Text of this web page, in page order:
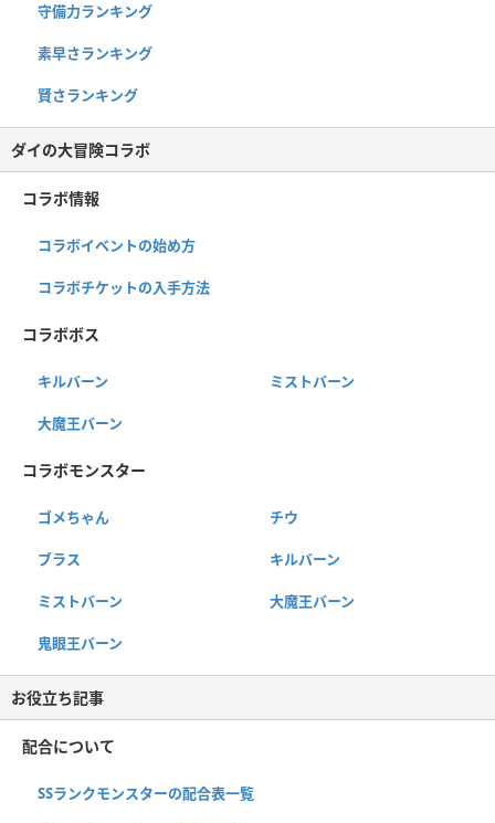
守備力ランキング
素早さランキング
賢さランキング
ダイの大冒険コラボ
コラボ情報
コラボイベントの始め方
コラボチケットの入手方法
コラボボス
キルバーン ミストバーン
大魔王バーン
コラボモンスター
ゴメちゃん チウ
ブラス キルバーン
ミストバーン 大魔王バーン
鬼眼王バーン
お役立ち記事
配合について
SSランクモンスターの配合表一覧